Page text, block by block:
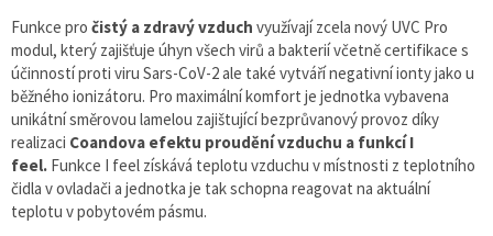
Funkce pro čistý a zdravý vzduch využívají zcela nový UVC Pro
modul, který zajišťuje úhyn všech virů a bakterií včetně certifikace s
účinností proti viru Sars-CoV-2 ale také vytváří negativní ionty jako u
běžného ionizátoru. Pro maximální komfort je jednotka vybavena
unikátní směrovou lamelou zajištující bezprůvanový provoz díky
realizaci Coandova efektu proudění vzduchu a funkcí I
feel. Funkce I feel získává teplotu vzduchu v místnosti z teplotního
čidla v ovladači a jednotka je tak schopna reagovat na aktuální
teplotu v pobytovém pásmu.